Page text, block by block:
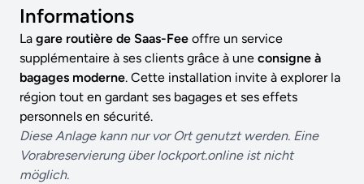
Informations
La gare routière de Saas-Fee offre un service
supplémentaire à ses clients grâce à une consigne à
bagages moderne. Cette installation invite à explorer la
région tout en gardant ses bagages et ses effets
personnels en sécurité.
Diese Anlage kann nur vor Ort genutzt werden. Eine
Vorabreservierung über lockport.online ist nicht
möglich.